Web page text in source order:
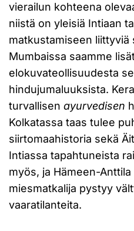
vierailun kohteena
niistä on yleisiä Intiaan
matkustamiseen liittyviä
Mumbaissa saamme
elokuvateollisuudesta
hindujumaluuksista.
turvallisen ayurvedisen
Kolkatassa taas tulee
siirtomaahistoria sekä
Intiassa tapahtuneista
myös, ja Hämeen-
miesmatkalija pystyy
vaaratilanteita.